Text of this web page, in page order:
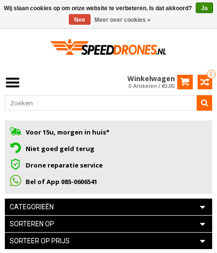
0
Winkelwagen
0 Artikelen / €0,00
Voor 15u, morgen in huis*
Niet goed geld terug
Drone reparatie service
Bel of App 085-0606541
CATEGORIEËN
SORTEREN OP
SORTEER OP PRIJS
Wij slaan cookies op om onze website te verbeteren. Is dat akkoord?
Ja
Nee
Meer over cookies »